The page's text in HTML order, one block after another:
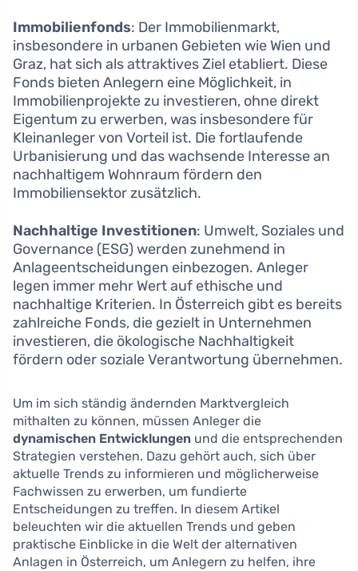
Immobilienfonds: Der Immobilienmarkt,
insbesondere in urbanen Gebieten wie Wien und
Graz, hat sich als attraktives Ziel etabliert. Diese
Fonds bieten Anlegern eine Möglichkeit, in
Immobilienprojekte zu investieren, ohne direkt
Eigentum zu erwerben, was insbesondere für
Kleinanleger von Vorteil ist. Die fortlaufende
Urbanisierung und das wachsende Interesse an
nachhaltigem Wohnraum fördern den
Immobiliensektor zusätzlich.
Nachhaltige Investitionen: Umwelt, Soziales und
Governance (ESG) werden zunehmend in
Anlageentscheidungen einbezogen. Anleger
legen immer mehr Wert auf ethische und
nachhaltige Kriterien. In Österreich gibt es bereits
zahlreiche Fonds, die gezielt in Unternehmen
investieren, die ökologische Nachhaltigkeit
fördern oder soziale Verantwortung übernehmen.
Um im sich ständig ändernden Marktvergleich
mithalten zu können, müssen Anleger die
dynamischen Entwicklungen und die entsprechenden
Strategien verstehen. Dazu gehört auch, sich über
aktuelle Trends zu informieren und möglicherweise
Fachwissen zu erwerben, um fundierte
Entscheidungen zu treffen. In diesem Artikel
beleuchten wir die aktuellen Trends und geben
praktische Einblicke in die Welt der alternativen
Anlagen in Österreich, um Anlegern zu helfen, ihre